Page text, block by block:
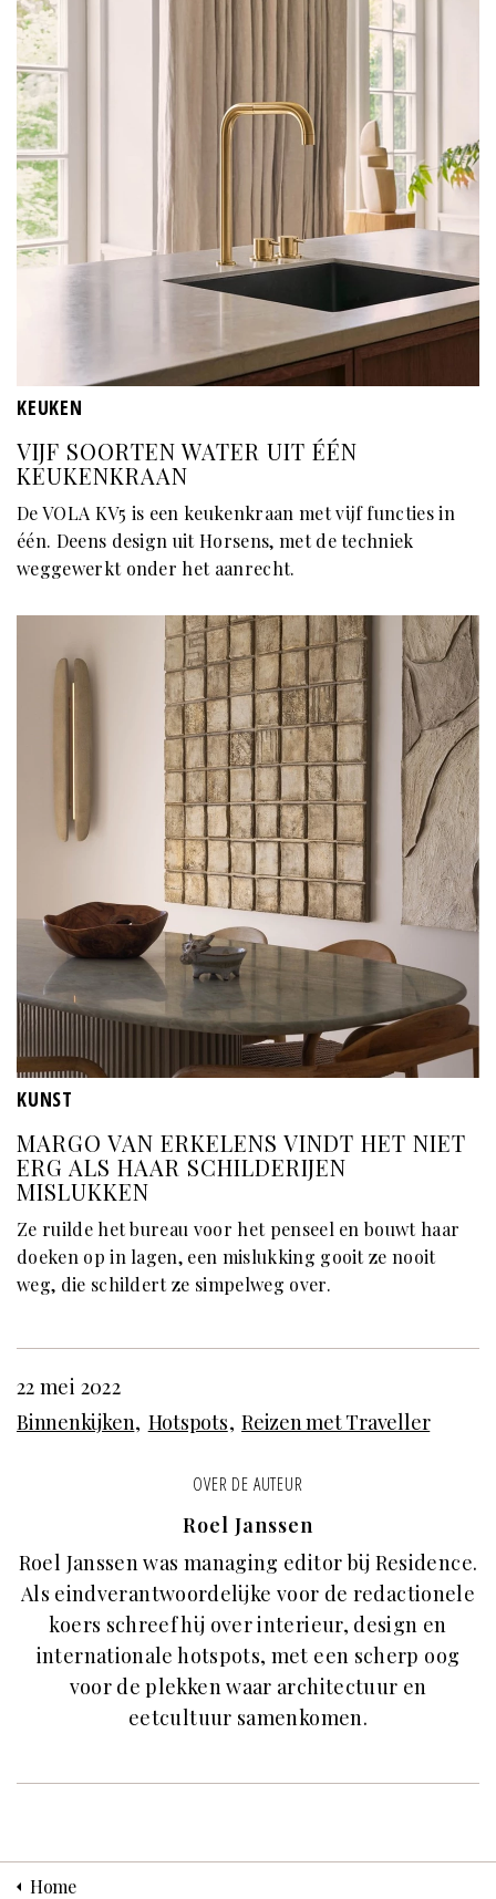
KEUKEN
VIJF SOORTEN WATER UIT ÉÉN
KEUKENKRAAN
De VOLA KV5 is een keukenkraan met vijf functies in
één. Deens design uit Horsens, met de techniek
weggewerkt onder het aanrecht.
KUNST
MARGO VAN ERKELENS VINDT HET NIET
ERG ALS HAAR SCHILDERIJEN
MISLUKKEN
Ze ruilde het bureau voor het penseel en bouwt haar
doeken op in lagen, een mislukking gooit ze nooit
weg, die schildert ze simpelweg over.
22 mei 2022
Binnenkijken Hotspots Reizen met Traveller
OVER DE AUTEUR
Roel Janssen
Roel Janssen was managing editor bij Residence.
Als eindverantwoordelijke voor de redactionele
koers schreef hij over interieur, design en
internationale hotspots, met een scherp oog
voor de plekken waar architectuur en
eetcultuur samenkomen.
Home